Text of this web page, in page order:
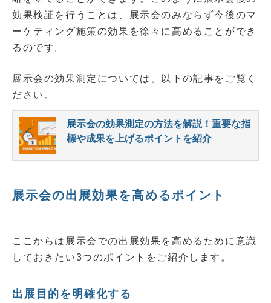
効果検証を行うことは、展示会のみならず今後のマ
ーケティング施策の効果を徐々に高めることができ
るのです。
展示会の効果測定については、以下の記事をご覧く
ださい。
展示会の効果測定の方法を解説！重要な指
標や成果を上げるポイントを紹介
展示会の出展効果を高めるポイント
ここからは展示会での出展効果を高めるために意識
しておきたい3つのポイントをご紹介します。
出展目的を明確化する